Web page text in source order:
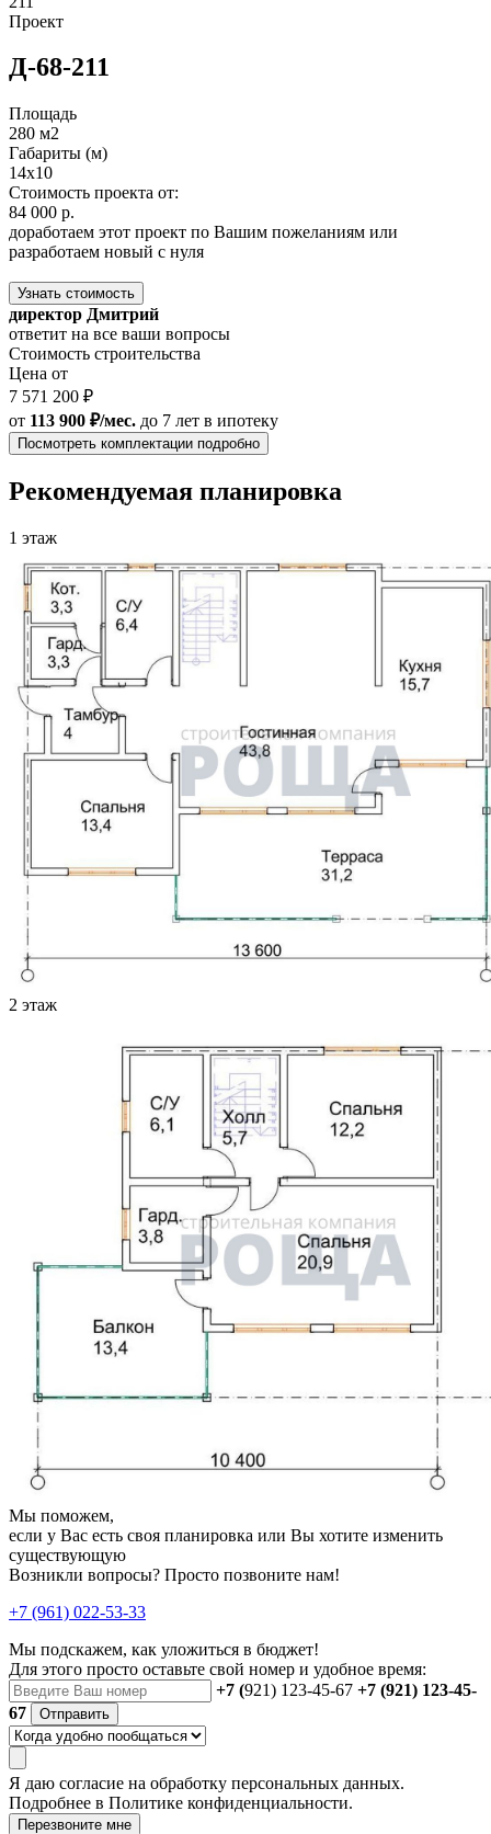
Проект
Д-68-211
Площадь
280 м2
Габариты (м)
14x10
Стоимость проекта от:
84 000 р.
доработаем этот проект по Вашим пожеланиям или
разработаем новый с нуля
Узнать стоимость
директор Дмитрий
ответит на все ваши вопросы
Стоимость строительства
Цена от
7 571 200 ₽
от 113 900 ₽/мес. до 7 лет в ипотеку
Посмотреть комплектации подробно
Рекомендуемая планировка
1 этаж
2 этаж
Мы поможем,
если у Вас есть своя планировка или Вы хотите изменить
существующую
Возникли вопросы? Просто позвоните нам!
+7 (961) 022-53-33
Мы подскажем, как уложиться в бюджет!
Для этого просто оставьте свой номер и удобное время:
+7 (921) 123-45-67 +7 (921) 123-45-
67
Отправить
Я даю согласие на обработку персональных данных.
Подробнее в Политике конфиденциальности.
Перезвоните мне